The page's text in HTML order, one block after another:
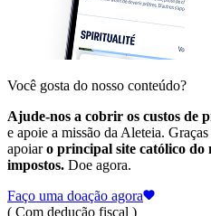
Você gosta do nosso conteúdo?
Ajude-nos a cobrir os custos de
e apoie a missão da Aleteia.
apoiaro principal site católico do
impostos. Doe agora.
Faço uma doação agora
( Com dedução fiscal )